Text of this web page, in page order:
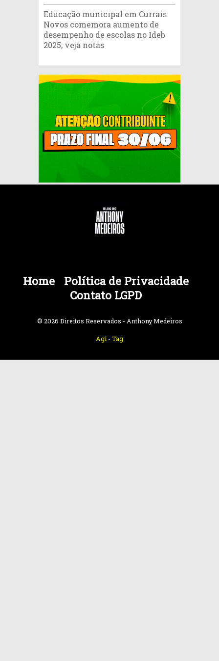
Educação municipal em Currais
Novos comemora aumento de
desempenho de escolas no Ideb
2025; veja notas
Home
Política de Privacidade
Contato LGPD
© 2026 Direitos Reservados - Anthony Medeiros
Agi - Tag